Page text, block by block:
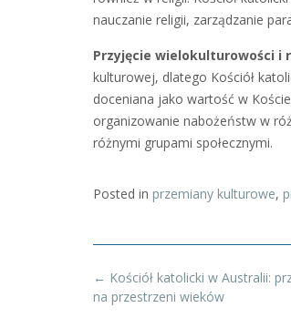
nauczanie religii, zarządzanie
Przyjęcie wielokulturowości i
kulturowej, dlatego Kościół
doceniana jako wartość w
organizowanie nabożeństw w
różnymi grupami społecznymi.
Posted in przemiany kulturowe,
Post
navigation
← Kościół katolicki w Australii:
na przestrzeni wieków